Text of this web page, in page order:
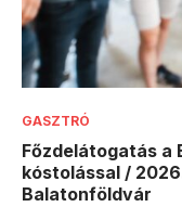
GASZTRÓ
Főzdelátogatás a
kóstolással /
Balatonföldvár